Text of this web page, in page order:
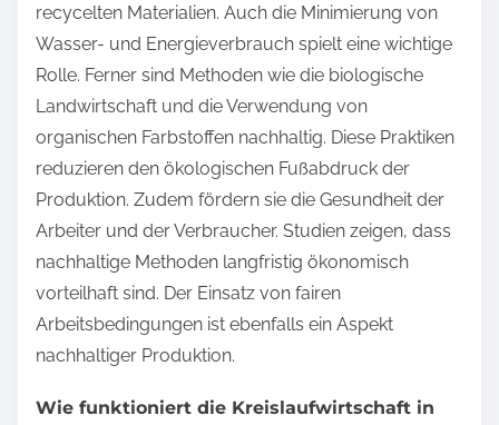
recycelten Materialien. Auch die Minimierung von
Wasser- und Energieverbrauch spielt eine wichtige
Rolle. Ferner sind Methoden wie die biologische
Landwirtschaft und die Verwendung von
organischen Farbstoffen nachhaltig. Diese Praktiken
reduzieren den ökologischen Fußabdruck der
Produktion. Zudem fördern sie die Gesundheit der
Arbeiter und der Verbraucher. Studien zeigen, dass
nachhaltige Methoden langfristig ökonomisch
vorteilhaft sind. Der Einsatz von fairen
Arbeitsbedingungen ist ebenfalls ein Aspekt
nachhaltiger Produktion.
Wie funktioniert die Kreislaufwirtschaft in